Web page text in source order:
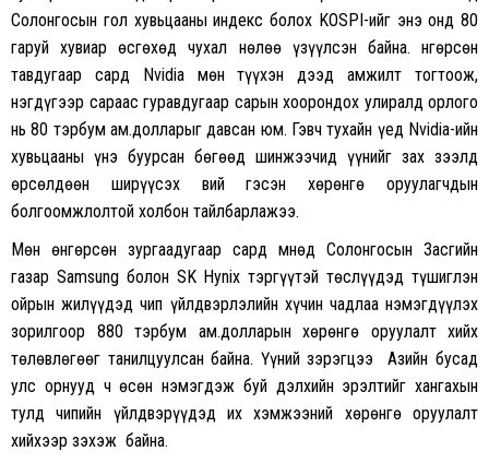
Солонгосын гол хувьцааны индекс болох KOSPI-ийг энэ онд 80
гаруй хувиар өсгөхөд чухал нөлөө үзүүлсэн байна. Өнгөрсөн
тавдугаар сард Nvidia мөн түүхэн дээд амжилт тогтоож,
нэгдүгээр сараас гуравдугаар сарын хоорондох улиралд орлого
нь 80 тэрбум ам.долларыг давсан юм. Гэвч тухайн үед Nvidia-ийн
хувьцааны үнэ буурсан бөгөөд шинжээчид үүнийг зах зээлд
өрсөлдөөн ширүүсэх вий гэсэн хөрөнгө оруулагчдын
болгоомжлолтой холбон тайлбарлажээ.
Мөн өнгөрсөн зургаадугаар сард Өмнөд Солонгосын Засгийн
газар Samsung болон SK Hynix тэргүүтэй төслүүдэд түшиглэн
ойрын жилүүдэд чип үйлдвэрлэлийн хүчин чадлаа нэмэгдүүлэх
зорилгоор 880 тэрбум ам.долларын хөрөнгө оруулалт хийх
төлөвлөгөөг танилцуулсан байна. Үүний зэрэгцээ Азийн бусад
улс орнууд ч өсөн нэмэгдэж буй дэлхийн эрэлтийг хангахын
тулд чипийн үйлдвэрүүдэд их хэмжээний хөрөнгө оруулалт
хийхээр зэхэж байна.